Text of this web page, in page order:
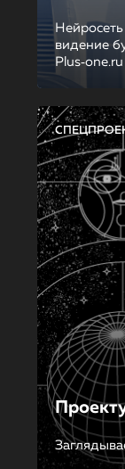
видение
Plus‑one.ru